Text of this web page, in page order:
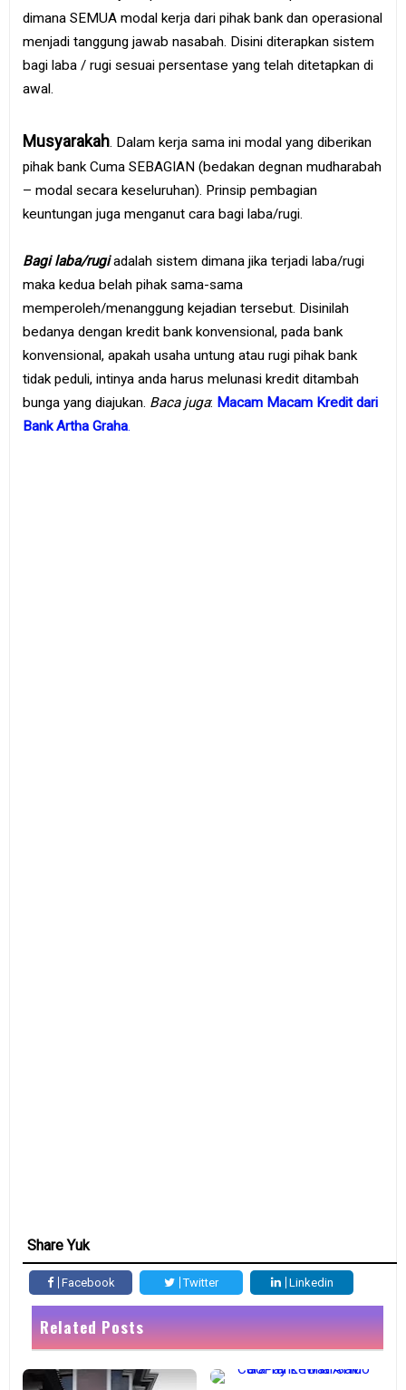
dimana SEMUA modal kerja dari pihak bank dan operasional
menjadi tanggung jawab nasabah. Disini diterapkan sistem
bagi laba / rugi sesuai persentase yang telah ditetapkan di
awal.
Musyarakah. Dalam kerja sama ini modal yang diberikan
pihak bank Cuma SEBAGIAN (bedakan degnan mudharabah
– modal secara keseluruhan). Prinsip pembagian
keuntungan juga menganut cara bagi laba/rugi.
Bagi laba/rugiadalah sistem dimana jika terjadi laba/rugi
maka kedua belah pihak sama-sama
memperoleh/menanggung kejadian tersebut. Disinilah
bedanya dengan kredit bank konvensional, pada bank
konvensional, apakah usaha untung atau rugi pihak bank
tidak peduli, intinya anda harus melunasi kredit ditambah
bunga yang diajukan. Baca juga: Macam Macam Kredit dari
Bank Artha Graha.
Share Yuk
Facebook Twitter Linkedin
Related Posts